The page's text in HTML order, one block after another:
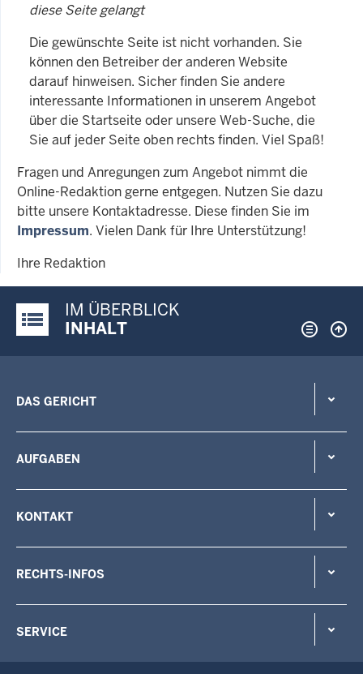
diese Seite gelangt
Die gewünschte Seite ist nicht vorhanden. Sie
können den Betreiber der anderen Website
darauf hinweisen. Sicher finden Sie andere
interessante Informationen in unserem Angebot
über die Startseite oder unsere Web-Suche, die
Sie auf jeder Seite oben rechts finden. Viel Spaß!
Fragen und Anregungen zum Angebot nimmt die
Online-Redaktion gerne entgegen. Nutzen Sie dazu
bitte unsere Kontaktadresse. Diese finden Sie im
Impressum. Vielen Dank für Ihre Unterstützung!
Ihre Redaktion
Justiz-Portal im Überblick:
IM ÜBERBLICK
INHALT
DAS GERICHT
AUFGABEN
KONTAKT
RECHTS-INFOS
SERVICE